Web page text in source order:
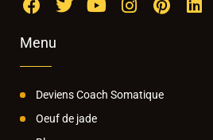
Menu
Deviens Coach Somatique
Oeuf de jade